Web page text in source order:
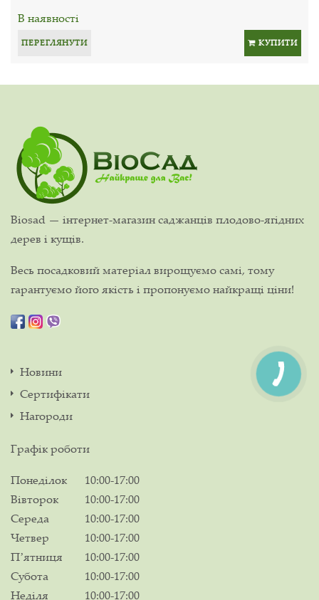
В наявності
ПЕРЕГЛЯНУТИ КУПИТИ
Biosad — інтернет-магазин саджанців плодово-ягідних
дерев і кущів.
Весь посадковий матеріал вирощуємо самі, тому
гарантуємо його якість і пропонуємо найкращі ціни!
Новини
Сертифікати
Нагороди
Графік роботи
Понеділок
10:00-17:00
Вівторок
10:00-17:00
Середа
10:00-17:00
Четвер
10:00-17:00
Пʼятниця
10:00-17:00
Субота
10:00-17:00
Неділя
10:00-17:00